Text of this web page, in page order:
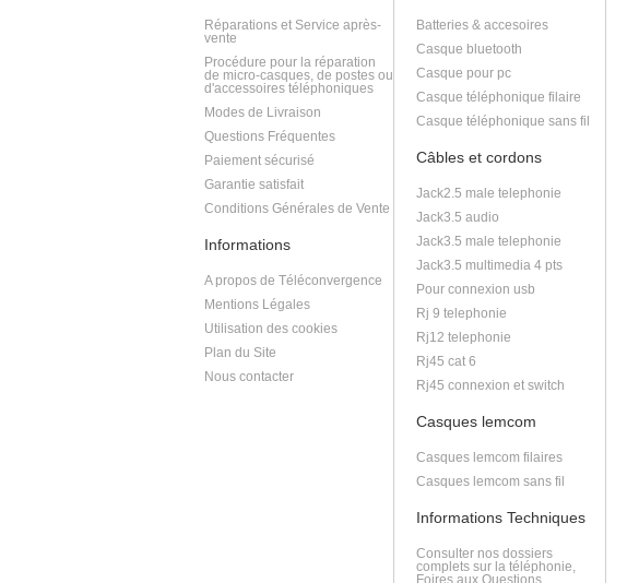
Réparations et Service après-
vente
Procédure pour la réparation
de micro-casques, de postes ou
d'accessoires téléphoniques
Modes de Livraison
Questions Fréquentes
Paiement sécurisé
Garantie satisfait
Conditions Générales de Vente
Informations
A propos de Téléconvergence
Mentions Légales
Utilisation des cookies
Plan du Site
Nous contacter
Batteries & accesoires
Casque bluetooth
Casque pour pc
Casque téléphonique filaire
Casque téléphonique sans fil
Câbles et cordons
Jack2.5 male telephonie
Jack3.5 audio
Jack3.5 male telephonie
Jack3.5 multimedia 4 pts
Pour connexion usb
Rj 9 telephonie
Rj12 telephonie
Rj45 cat 6
Rj45 connexion et switch
Casques lemcom
Casques lemcom filaires
Casques lemcom sans fil
Informations Techniques
Consulter nos dossiers
complets sur la téléphonie,
Foires aux Questions,